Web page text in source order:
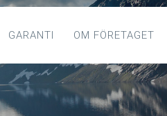
GARANTI OM FÖRETAGET